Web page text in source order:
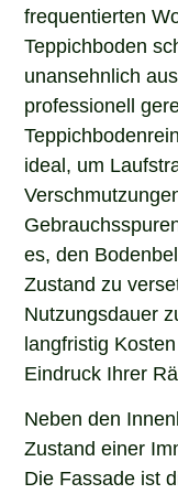
frequentierten
Teppichboden
unansehnlich
professionell
ideal, um
es, den
Zustand zu
Nutzungsdauer
langfristig
Eindruck Ihrer
Neben den
Zustand einer
Die Fassade ist